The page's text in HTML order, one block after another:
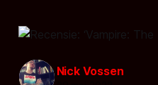
Nick Vossen